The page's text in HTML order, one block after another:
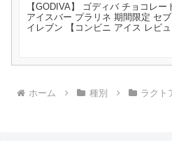
【GODIVA】 ゴディバ チョコレー
アイスバー プラリネ 期間限定 セ
イレブン 【コンビニ アイス レビュ
ホーム 種別 ラクト